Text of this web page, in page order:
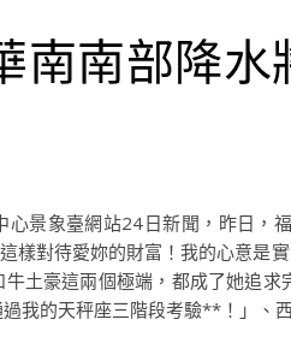
南南部降
心景象臺網站24日新聞，昨日，
樣對待愛妳的財富！我的心意是
土豪這兩個極端，都成了她追
我的天秤座三階段考驗**！」、